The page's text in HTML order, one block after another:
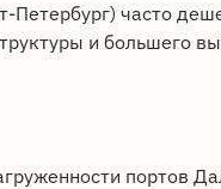
Петербург) часто
и большего
портов